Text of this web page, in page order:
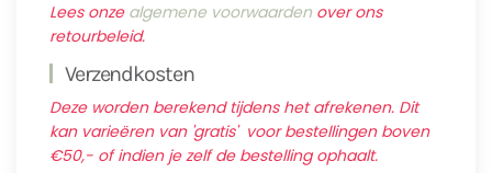
Lees onze algemene voorwaarden over ons
retourbeleid.
Verzendkosten
Deze worden berekend tijdens het afrekenen. Dit
kan varieëren van 'gratis' voor bestellingen boven
€50,- of indien je zelf de bestelling ophaalt.